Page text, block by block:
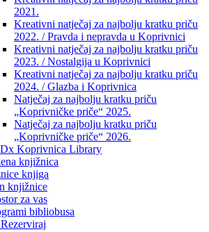
2021.
Kreativni natječaj za najbolju kratku priču
2022. / Pravda i nepravda u Koprivnici
Kreativni natječaj za najbolju kratku priču
2023. / Nostalgija u Koprivnici
Kreativni natječaj za najbolju kratku priču
2024. / Glazba i Koprivnica
Natječaj za najbolju kratku priču
„Koprivničke priče“ 2025.
Natječaj za najbolju kratku priču
„Koprivničke priče“ 2026.
Koprivnica Library
knjižnica
knjiga
knjižnice
za vas
bibliobusa